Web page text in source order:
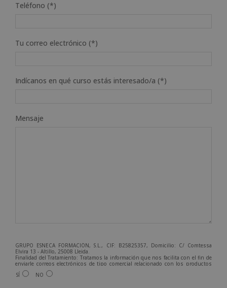
Teléfono (*)
Tu correo electrónico (*)
Indícanos en qué curso estás interesado/a (*)
Mensaje
GRUPO ESNECA FORMACIÓN, S.L., CIF: B25825357, Domicilio: C/ Comtessa
Elvira 13 - Altillo, 25008 Lleida.
Finalidad del Tratamiento: Tratamos la información que nos facilita con el fin de
enviarle correos electrónicos de tipo comercial relacionado con los productos
ofrecidos y otros tipo de productos que fueran de su interés.
Legitimación del tratamiento: Consentimiento del interesado.
SÍ NO